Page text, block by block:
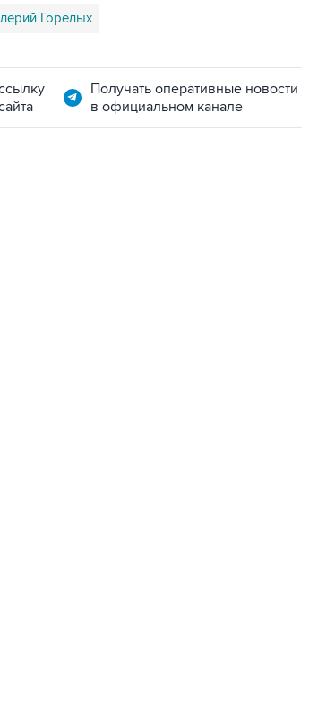
Горелых
Получать оперативные новости
в официальном канале